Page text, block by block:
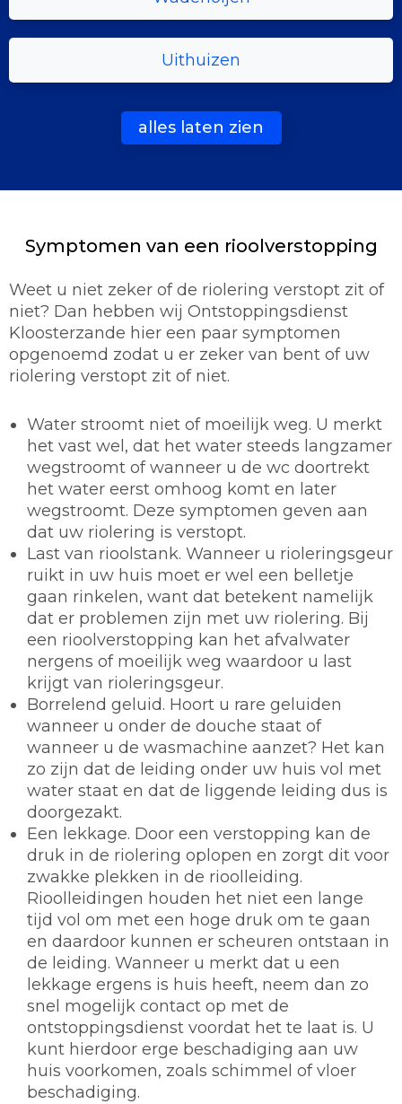
Uithuizen
alles laten zien
Symptomen van een rioolverstopping
Weet u niet zeker of de riolering verstopt zit of
niet? Dan hebben wij Ontstoppingsdienst
Kloosterzande hier een paar symptomen
opgenoemd zodat u er zeker van bent of uw
riolering verstopt zit of niet.
Water stroomt niet of moeilijk weg. U merkt
het vast wel, dat het water steeds langzamer
wegstroomt of wanneer u de wc doortrekt
het water eerst omhoog komt en later
wegstroomt. Deze symptomen geven aan
dat uw riolering is verstopt.
Last van rioolstank. Wanneer u rioleringsgeur
ruikt in uw huis moet er wel een belletje
gaan rinkelen, want dat betekent namelijk
dat er problemen zijn met uw riolering. Bij
een rioolverstopping kan het afvalwater
nergens of moeilijk weg waardoor u last
krijgt van rioleringsgeur.
Borrelend geluid. Hoort u rare geluiden
wanneer u onder de douche staat of
wanneer u de wasmachine aanzet? Het kan
zo zijn dat de leiding onder uw huis vol met
water staat en dat de liggende leiding dus is
doorgezakt.
Een lekkage. Door een verstopping kan de
druk in de riolering oplopen en zorgt dit voor
zwakke plekken in de rioolleiding.
Rioolleidingen houden het niet een lange
tijd vol om met een hoge druk om te gaan
en daardoor kunnen er scheuren ontstaan in
de leiding. Wanneer u merkt dat u een
lekkage ergens is huis heeft, neem dan zo
snel mogelijk contact op met de
ontstoppingsdienst voordat het te laat is. U
kunt hierdoor erge beschadiging aan uw
huis voorkomen, zoals schimmel of vloer
beschadiging.